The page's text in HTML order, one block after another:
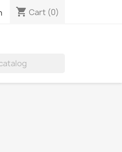
shopping_cart Cart (0)